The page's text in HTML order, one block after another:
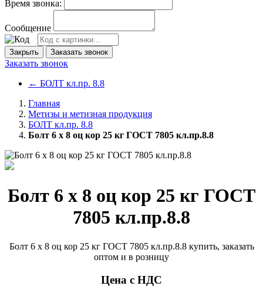
Время звонка:
Сообщение
Закрыть Заказать звонок
Заказать звонок
← БОЛТ кл.пр. 8.8
Главная
Метизы и метизная продукция
БОЛТ кл.пр. 8.8
Болт 6 х 8 оц кор 25 кг ГОСТ 7805 кл.пр.8.8
Болт 6 х 8 оц кор 25 кг ГОСТ
7805 кл.пр.8.8
Болт 6 х 8 оц кор 25 кг ГОСТ 7805 кл.пр.8.8 купить, заказать
оптом и в розницу
Цена с НДС